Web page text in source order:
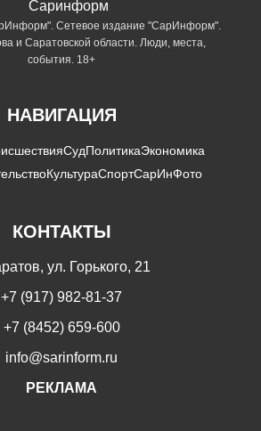
Сетевое издание "СарИнформ".
и Саратовской области. Люди, места,
события. 18+
НАВИГАЦИЯ
СудПолитикаЭкономика
КультураСпортСарИнФото
КОНТАКТЫ
ул. Горького, 21
+7 (917) 982-81-37
+7 (8452) 659-600
info@sarinform.ru
РЕКЛАМА